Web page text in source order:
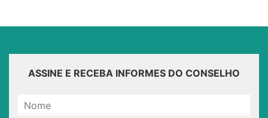
ASSINE E RECEBA INFORMES DO CONSELHO